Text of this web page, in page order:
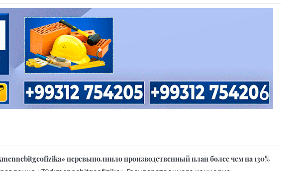
перевыполнило производственный план более чем на 130%